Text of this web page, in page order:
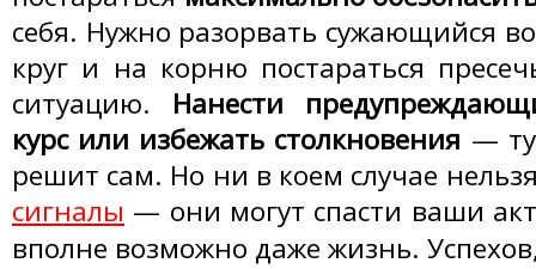
себя. Нужно разорвать сужающийся
круг и на корню постараться
ситуацию. Нанести
курс или избежать столкновения —
решит сам. Но ни в коем случае
сигналы — они могут спасти ваши
вполне возможно даже жизнь.